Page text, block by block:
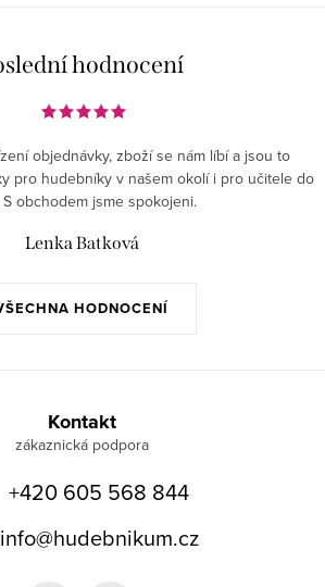
hodnocení
HODNOCENÍ
objednávky, zboží se nám líbí a jsou to
pro hudebníky v našem okolí i pro učitele do
S obchodem jsme spokojeni.
Lenka Batková
Kontakt
+420 605 568 844
info@hudebnikum.cz